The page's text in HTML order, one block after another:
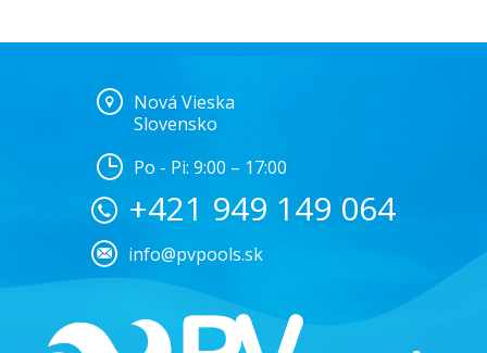
Nová Vieska
Slovensko
Po - Pi: 9:00 – 17:00
+421 949 149 064
info@pvpools.sk